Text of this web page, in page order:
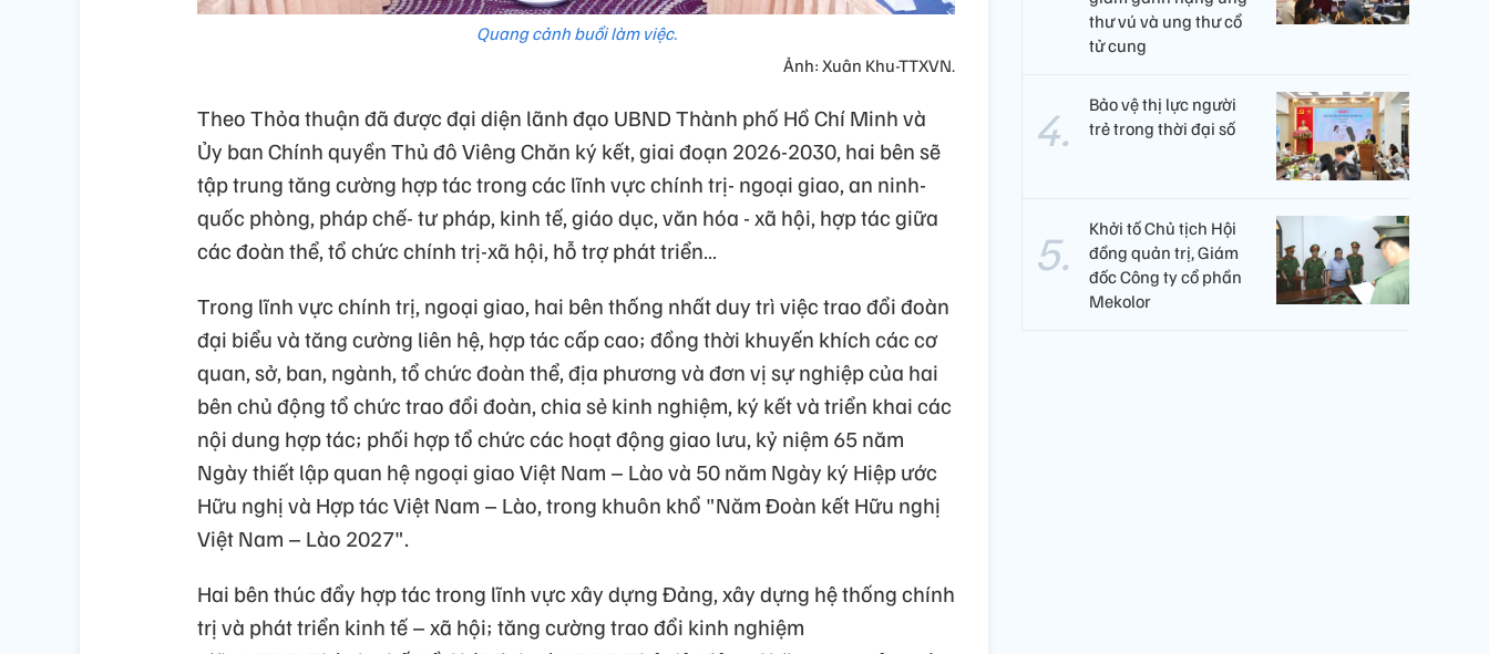
Quang cảnh buổi làm việc.
Ảnh: Xuân Khu-TTXVN.
Theo Thỏa thuận đã được đại diện lãnh đạo UBND Thành phố Hồ Chí Minh và
Ủy ban Chính quyền Thủ đô Viêng Chăn ký kết, giai đoạn 2026-2030, hai bên sẽ
tập trung tăng cường hợp tác trong các lĩnh vực chính trị- ngoại giao, an ninh-
quốc phòng, pháp chế- tư pháp, kinh tế, giáo dục, văn hóa - xã hội, hợp tác giữa
các đoàn thể, tổ chức chính trị-xã hội, hỗ trợ phát triển…
Trong lĩnh vực chính trị, ngoại giao, hai bên thống nhất duy trì việc trao đổi đoàn
đại biểu và tăng cường liên hệ, hợp tác cấp cao; đồng thời khuyến khích các cơ
quan, sở, ban, ngành, tổ chức đoàn thể, địa phương và đơn vị sự nghiệp của hai
bên chủ động tổ chức trao đổi đoàn, chia sẻ kinh nghiệm, ký kết và triển khai các
nội dung hợp tác; phối hợp tổ chức các hoạt động giao lưu, kỷ niệm 65 năm
Ngày thiết lập quan hệ ngoại giao Việt Nam – Lào và 50 năm Ngày ký Hiệp ước
Hữu nghị và Hợp tác Việt Nam – Lào, trong khuôn khổ "Năm Đoàn kết Hữu nghị
Việt Nam – Lào 2027".
Hai bên thúc đẩy hợp tác trong lĩnh vực xây dựng Đảng, xây dựng hệ thống chính
trị và phát triển kinh tế – xã hội; tăng cường trao đổi kinh nghiệm
thư vú và ung thư cổ
tử cung
Bảo vệ thị lực người
trẻ trong thời đại số
Khởi tố Chủ tịch Hội
đồng quản trị, Giám
đốc Công ty cổ phần
Mekolor